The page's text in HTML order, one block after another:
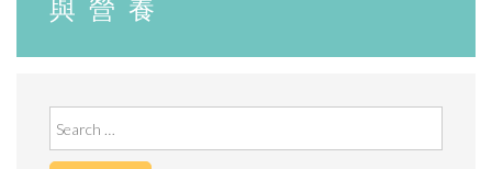
與營養
for: